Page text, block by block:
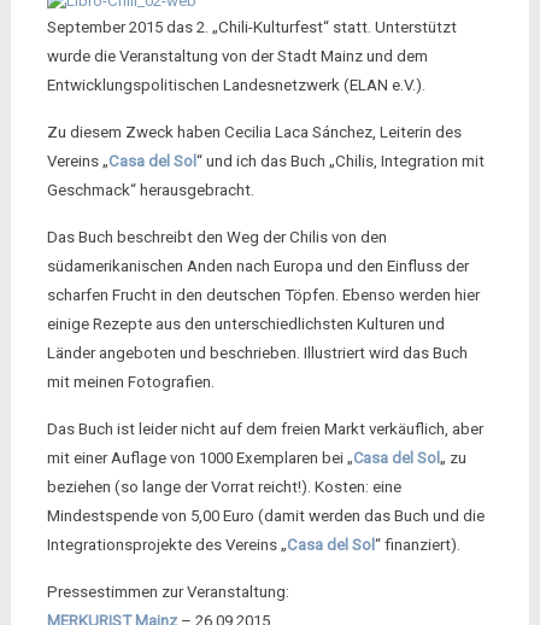
September 2015 das 2. „Chili-Kulturfest“ statt. Unterstützt
wurde die Veranstaltung von der Stadt Mainz und dem
Entwicklungspolitischen Landesnetzwerk (ELAN e.V.).
Zu diesem Zweck haben Cecilia Laca Sánchez, Leiterin des
Vereins „Casa del Sol “ und ich das Buch „Chilis, Integration mit
Geschmack“ herausgebracht.
Das Buch beschreibt den Weg der Chilis von den
südamerikanischen Anden nach Europa und den Einfluss der
scharfen Frucht in den deutschen Töpfen. Ebenso werden hier
einige Rezepte aus den unterschiedlichsten Kulturen und
Länder angeboten und beschrieben. Illustriert wird das Buch
mit meinen Fotografien.
Das Buch ist leider nicht auf dem freien Markt verkäuflich, aber
mit einer Auflage von 1000 Exemplaren bei „Casa del Sol „ zu
beziehen (so lange der Vorrat reicht!). Kosten: eine
Mindestspende von 5,00 Euro (damit werden das Buch und die
Integrationsprojekte des Vereins „Casa del Sol “ finanziert).
Pressestimmen zur Veranstaltung:
MERKURIST Mainz– 26.09.2015